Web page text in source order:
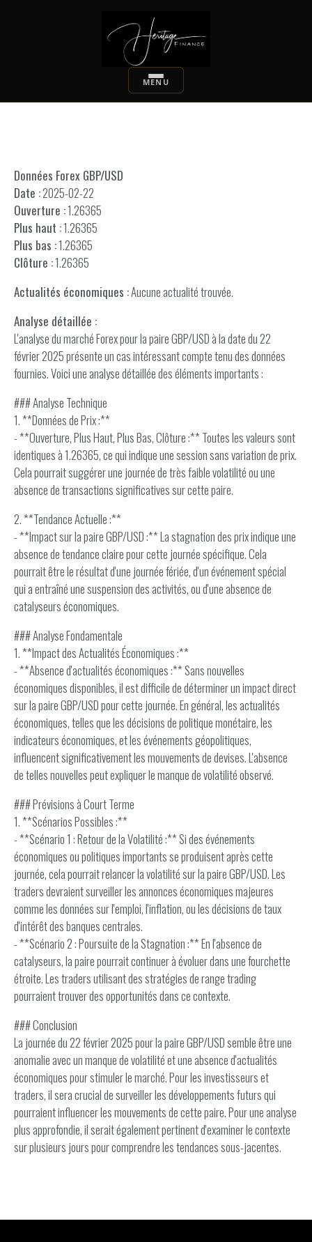
Données Forex GBP/USD
Date :2025-02-22
Ouverture :1.26365
Plus haut :1.26365
Plus bas :1.26365
Clôture :1.26365
Actualités économiques :Aucune actualité trouvée.
Analyse détaillée :
L'analyse du marché Forex pour la paire GBP/USD à la date du 22
février 2025 présente un cas intéressant compte tenu des données
fournies. Voici une analyse détaillée des éléments importants :
### Analyse Technique
1. **Données de Prix :**
- **Ouverture, Plus Haut, Plus Bas, Clôture :** Toutes les valeurs sont
identiques à 1.26365, ce qui indique une session sans variation de prix.
Cela pourrait suggérer une journée de très faible volatilité ou une
absence de transactions significatives sur cette paire.
2. **Tendance Actuelle :**
- **Impact sur la paire GBP/USD :** La stagnation des prix indique une
absence de tendance claire pour cette journée spécifique. Cela
pourrait être le résultat d'une journée fériée, d'un événement spécial
qui a entraîné une suspension des activités, ou d'une absence de
catalyseurs économiques.
### Analyse Fondamentale
1. **Impact des Actualités Économiques :**
- **Absence d'actualités économiques :** Sans nouvelles
économiques disponibles, il est difficile de déterminer un impact direct
sur la paire GBP/USD pour cette journée. En général, les actualités
économiques, telles que les décisions de politique monétaire, les
indicateurs économiques, et les événements géopolitiques,
influencent significativement les mouvements de devises. L'absence
de telles nouvelles peut expliquer le manque de volatilité observé.
### Prévisions à Court Terme
1. **Scénarios Possibles :**
- **Scénario 1 : Retour de la Volatilité :** Si des événements
économiques ou politiques importants se produisent après cette
journée, cela pourrait relancer la volatilité sur la paire GBP/USD. Les
traders devraient surveiller les annonces économiques majeures
comme les données sur l'emploi, l'inflation, ou les décisions de taux
d'intérêt des banques centrales.
- **Scénario 2 : Poursuite de la Stagnation :** En l'absence de
catalyseurs, la paire pourrait continuer à évoluer dans une fourchette
étroite. Les traders utilisant des stratégies de range trading
pourraient trouver des opportunités dans ce contexte.
### Conclusion
La journée du 22 février 2025 pour la paire GBP/USD semble être une
anomalie avec un manque de volatilité et une absence d'actualités
économiques pour stimuler le marché. Pour les investisseurs et
traders, il sera crucial de surveiller les développements futurs qui
pourraient influencer les mouvements de cette paire. Pour une analyse
plus approfondie, il serait également pertinent d'examiner le contexte
sur plusieurs jours pour comprendre les tendances sous-jacentes.